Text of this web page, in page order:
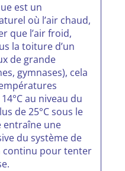
est un
où l’air chaud,
que l’air froid,
la toiture d’un
de grande
gymnases), cela
au niveau du
de 25°C sous le
entraîne une
du système de
continu pour tenter